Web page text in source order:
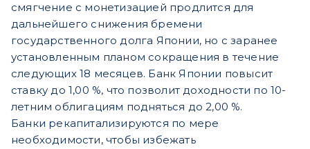
смягчение с монетизацией продлится для
дальнейшего снижения бремени
государственного долга Японии, но с заранее
установленным планом сокращения в течение
следующих 18 месяцев. Банк Японии повысит
ставку до 1,00 %, что позволит доходности по 10-
летним облигациям подняться до 2,00 %.
Банки рекапитализируются по мере
необходимости, чтобы избежать